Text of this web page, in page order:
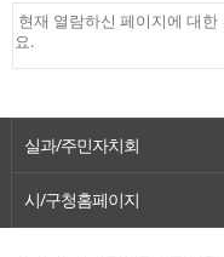
실과/주민자치회
시/구청홈페이지